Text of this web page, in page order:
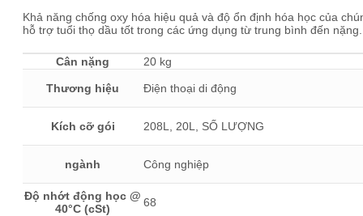
Khả năng chống oxy hóa hiệu quả và độ ổn định hóa học của
hỗ trợ tuổi thọ dầu tốt trong các ứng dụng từ trung bình đến nặng.
Cân nặng 20 kg
Thương hiệu Điện thoại di động
Kích cỡ gói 208L, 20L, SỐ LƯỢNG
ngành Công nghiệp
Độ nhớt động học @
40°C (cSt)
68